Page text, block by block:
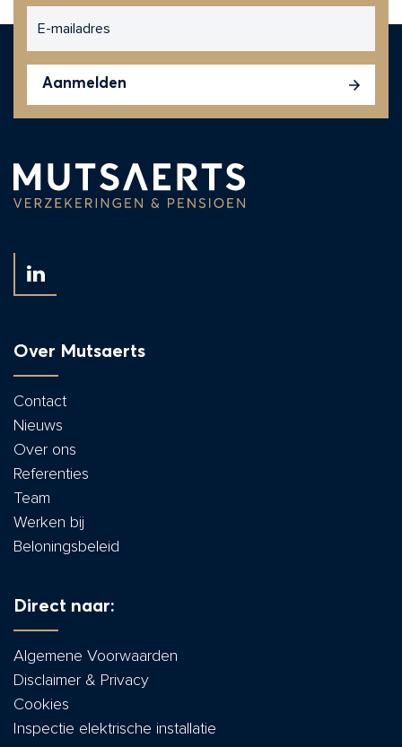
CAPTCHA
Aanmelden
Over Mutsaerts
Contact
Nieuws
Over ons
Referenties
Team
Werken bij
Beloningsbeleid
Direct naar:
Algemene Voorwaarden
Disclaimer & Privacy
Cookies
Inspectie elektrische installatie